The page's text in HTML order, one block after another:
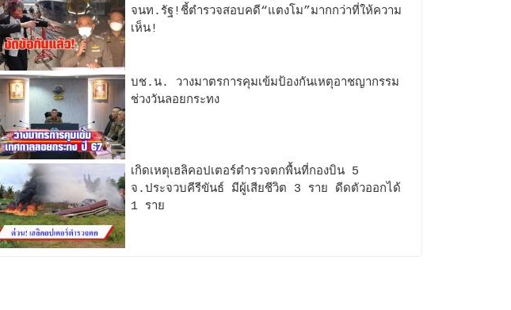
จนท.รัฐ!ชี้ตำรวจสอบคดี“แตงโม”มากกว่าที่ให้ความ
เห็น!
บช.น. วางมาตรการคุมเข้มป้องกันเหตุอาชญากรรม
ช่วงวันลอยกระทง
เกิดเหตุเฮลิคอปเตอร์ตำรวจตกพื้นที่กองบิน 5
จ.ประจวบคีรีขันธ์ มีผู้เสียชีวิต 3 ราย ดีดตัวออกได้
1 ราย